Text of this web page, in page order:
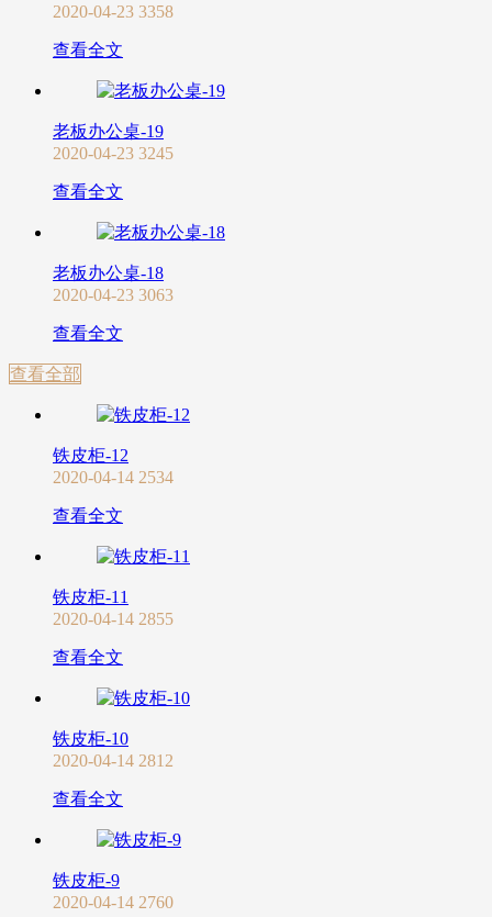
2020-04-23 3358
查看全文
老板办公桌-19
2020-04-23 3245
查看全文
老板办公桌-18
2020-04-23 3063
查看全文
查看全部
铁皮柜-12
2020-04-14 2534
查看全文
铁皮柜-11
2020-04-14 2855
查看全文
铁皮柜-10
2020-04-14 2812
查看全文
铁皮柜-9
2020-04-14 2760